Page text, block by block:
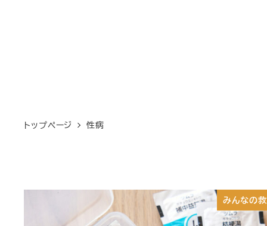
トップページ 性病
みんなの